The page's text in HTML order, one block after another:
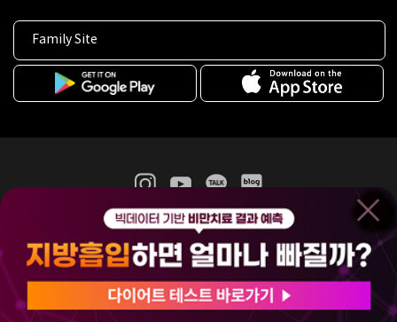
Family Site
365mc 병·의원 이용약관
홈페이지 이용약관
비급여진료수가
(주)365mcㅣ서울특별시 서초구 서초대로52길 7, 3~4층(서초동, 제일빌딩)
120-87-04354ㅣ김남철
COPYRIGHT(C) 2025 365mc. ALL RIGHTS RESERVED.